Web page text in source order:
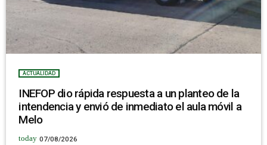
ACTUALIDAD
INEFOP dio rápida respuesta a un planteo de la
intendencia y envió de inmediato el aula móvil a
Melo
today 07/08/2026